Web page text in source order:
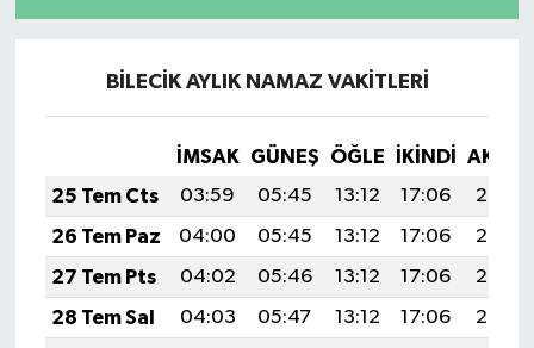
BİLECİK AYLIK NAMAZ VAKITLERI
İMSAK GÜNEŞ ÖĞLE İKINDI
25 Tem Cts
03:59 05:45 13:12 17:06
20:29
26 Tem Paz
04:00 05:45 13:12 17:06
20:28
27 Tem Pts
04:02 05:46 13:12 17:06
20:27
28 Tem Sal
04:03 05:47 13:12 17:06
20:26